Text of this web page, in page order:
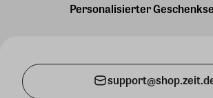
Personalisierter